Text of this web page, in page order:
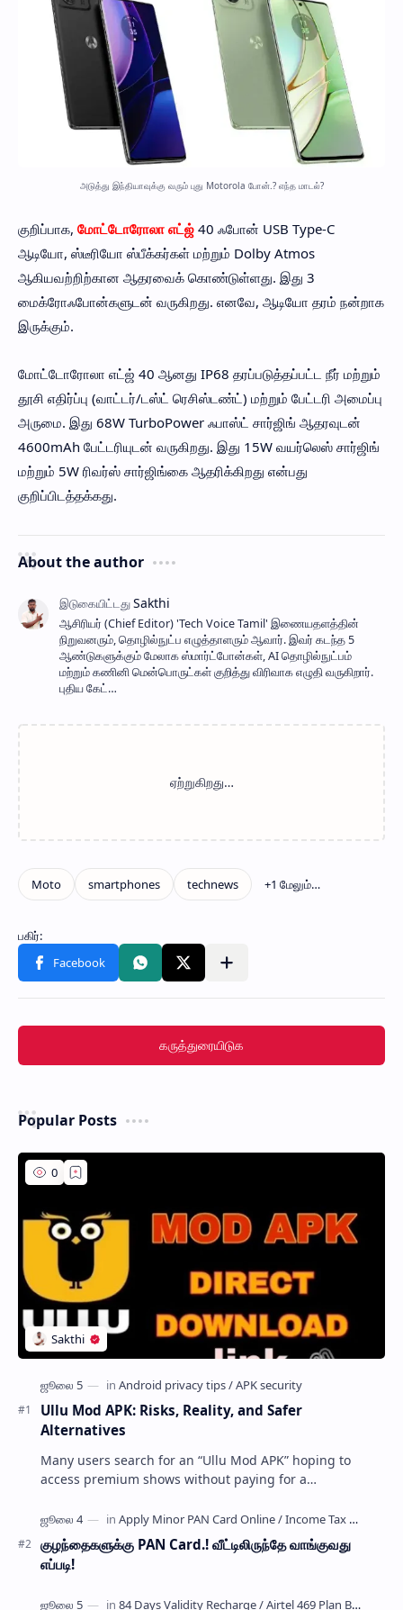
அடுத்து இந்தியாவுக்கு வரும் புது Motorola போன்.? எந்த மாடல்?
குறிப்பாக, மோட்டோரோலா எட்ஜ் 40 ஃபோன் USB Type-C
ஆடியோ, ஸ்டீரியோ ஸ்பீக்கர்கள் மற்றும் Dolby Atmos
ஆகியவற்றிற்கான ஆதரவைக் கொண்டுள்ளது. இது 3
மைக்ரோஃபோன்களுடன் வருகிறது. எனவே, ஆடியோ தரம் நன்றாக
இருக்கும்.
மோட்டோரோலா எட்ஜ் 40 ஆனது IP68 தரப்படுத்தப்பட்ட நீர் மற்றும்
தூசி எதிர்ப்பு (வாட்டர்/டஸ்ட் ரெசிஸ்டண்ட்) மற்றும் பேட்டரி அமைப்பு
அருமை. இது 68W TurboPower ஃபாஸ்ட் சார்ஜிங் ஆதரவுடன்
4600mAh பேட்டரியுடன் வருகிறது. இது 15W வயர்லெஸ் சார்ஜிங்
மற்றும் 5W ரிவர்ஸ் சார்ஜிங்கை ஆதரிக்கிறது என்பது
குறிப்பிடத்தக்கது.
About the author
ஆசிரியர் (Chief Editor) ​'Tech Voice Tamil' இணையதளத்தின்
நிறுவனரும், தொழில்நுட்ப எழுத்தாளரும் ஆவார். இவர் கடந்த 5
ஆண்டுகளுக்கும் மேலாக ஸ்மார்ட்போன்கள், AI தொழில்நுட்பம்
மற்றும் கணினி மென்பொருட்கள் குறித்து விரிவாக எழுதி வருகிறார்.
புதிய கேட்…
கருத்துரையிடுக
Popular Posts
Ullu Mod APK: Risks, Reality, and Safer
Alternatives
Many users search for an “Ullu Mod APK” hoping to
access premium shows without paying for a
…
குழந்தைகளுக்கு PAN Card.! வீட்டிலிருந்தே வாங்குவது
எப்படி!